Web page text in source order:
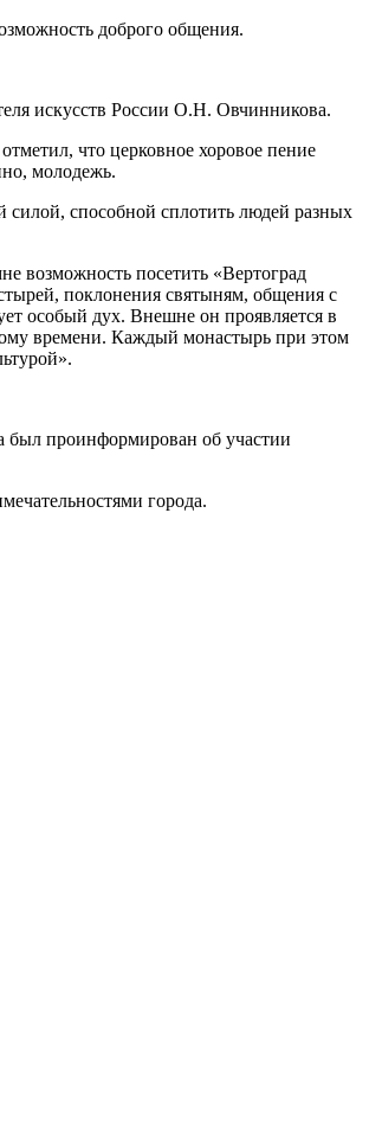
доброго общения.
искусств России О.Н. Овчинникова.
что церковное хоровое пение
молодежь.
силой, способной сплотить людей разных
возможность посетить «Вертоград
поклонения святыням, общения с
особый дух. Внешне он проявляется в
времени. Каждый монастырь при этом
был проинформирован об участии
города.